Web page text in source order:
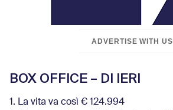
ADVERTISE WITH US
BOX OFFICE – DI IERI
1. La vita va così € 124.994